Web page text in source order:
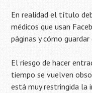
En realidad el título
médicos que usan
páginas y cómo
El riesgo de hacer
tiempo se vuelven
está muy restringida la